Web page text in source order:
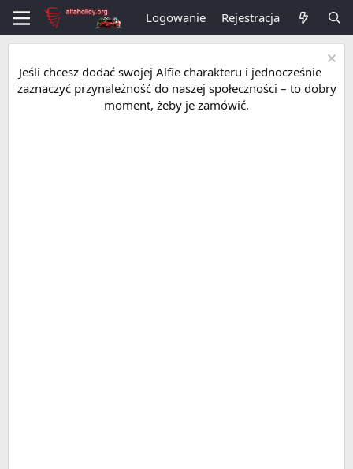
Logowanie Rejestracja
Jeśli chcesz dodać swojej Alfie charakteru i jednocześnie
zaznaczyć przynależność do naszej społeczności – to dobry
moment, żeby je zamówić.